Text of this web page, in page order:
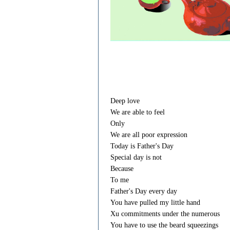
Deep love
We are able to feel
Only
We are all poor expression
Today is Father's Day
Special day is not
Because
To me
Father's Day every day
You have pulled my little hand
Xu commitments under the numerous
You have to use the beard squeezings